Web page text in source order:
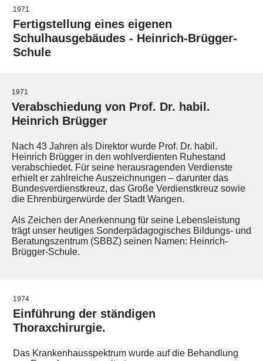
1971
Fertigstellung eines eigenen
Schulhausgebäudes - Heinrich-Brügger-
Schule
1971
Verabschiedung von Prof. Dr. habil.
Heinrich Brügger
Nach 43 Jahren als Direktor wurde Prof. Dr. habil.
Heinrich Brügger in den wohlverdienten Ruhestand
verabschiedet. Für seine herausragenden Verdienste
erhielt er zahlreiche Auszeichnungen – darunter das
Bundesverdienstkreuz, das Große Verdienstkreuz sowie
die Ehrenbürgerwürde der Stadt Wangen.
Als Zeichen der Anerkennung für seine Lebensleistung
trägt unser heutiges Sonderpädagogisches Bildungs- und
Beratungszentrum (SBBZ) seinen Namen: Heinrich-
Brügger-Schule.
1974
Einführung der ständigen
Thoraxchirurgie.
Das Krankenhausspektrum wurde auf die Behandlung